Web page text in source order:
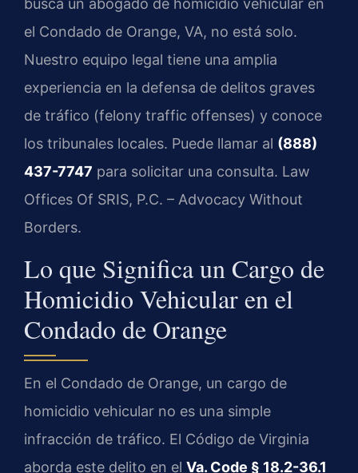
busca un abogado de homicidio vehicular en
el Condado de Orange, VA, no está solo.
Nuestro equipo legal tiene una amplia
experiencia en la defensa de delitos graves
de tráfico (felony traffic offenses) y conoce
los tribunales locales. Puede llamar al (888)
437-7747 para solicitar una consulta. Law
Offices Of SRIS, P.C. – Advocacy Without
Borders.
Lo que Significa un Cargo de
Homicidio Vehicular en el
Condado de Orange
En el Condado de Orange, un cargo de
homicidio vehicular no es una simple
infracción de tráfico. El Código de Virginia
aborda este delito en el Va. Code § 18.2-36.1